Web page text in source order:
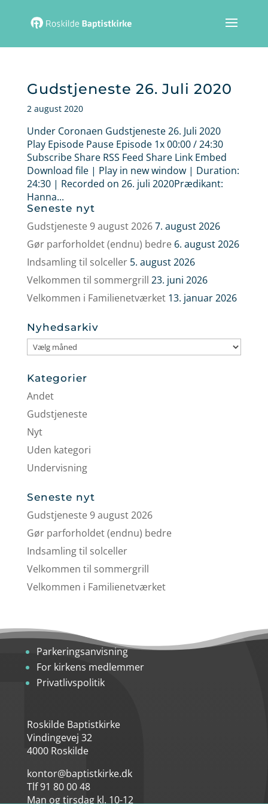
Gudstjeneste 26. Juli 2020
2 august 2020
Under Coronaen Gudstjeneste 26. Juli 2020
Play Episode Pause Episode 1x 00:00 / 24:30
Subscribe Share RSS Feed Share Link Embed
Download file | Play in new window | Duration:
24:30 | Recorded on 26. juli 2020Prædikant:
Hanna...
Seneste nyt
Gudstjeneste 9 august 20267. august 2026
Gør parforholdet (endnu) bedre 6. august 2026
Indsamling til solceller 5. august 2026
Velkommen til sommergrill 23. juni 2026
Velkommen i Familienetværket 13. januar 2026
Nyhedsarkiv
Nyhedsarkiv
Kategorier
Andet
Gudstjeneste
Nyt
Uden kategori
Undervisning
Seneste nyt
Gudstjeneste 9 august 2026
Gør parforholdet (endnu) bedre
Indsamling til solceller
Velkommen til sommergrill
Velkommen i Familienetværket
Parkeringsanvisning
For kirkens medlemmer
Privatlivspolitik
Roskilde Baptistkirke
Vindingevej 32
4000 Roskilde
kontor@baptistkirke.dk
Tlf 91 80 00 48
Man og tirsdag kl. 10-12